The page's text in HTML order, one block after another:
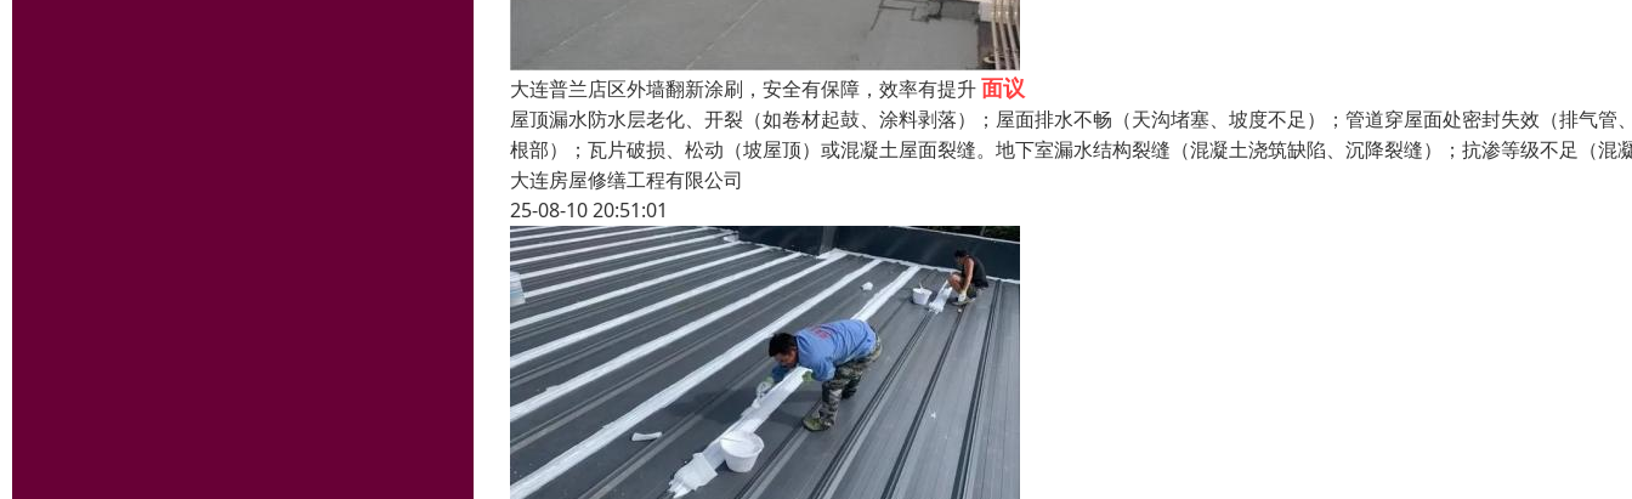
大连普兰店区外墙翻新涂刷，安全有保障，效率有提升面议
屋顶漏水防水层老化、开裂（如卷材起鼓、涂料剥落）；屋面排水不畅（天沟堵塞、坡度不足）；管道穿屋面处密封失效（排气管
根部）；瓦片破损、松动（坡屋顶）或混凝土屋面裂缝。地下室漏水结构裂缝（混凝土浇筑缺陷、沉降裂缝）；抗渗等级不足（混
大连房屋修缮工程有限公司
25-08-10 20:51:01